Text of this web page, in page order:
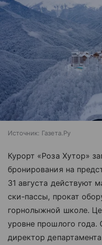
Источник: Газета.Ру
Курорт «Роза Хутор»
бронирования на
31 августа действуют
ски-пассы, прокат
горнолыжной школе.
уровне прошлого года.
директор